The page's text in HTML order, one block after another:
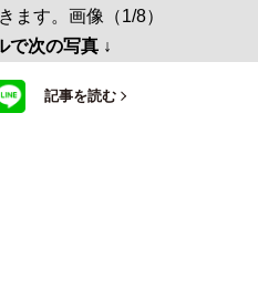
ます。画像（1/8）
で次の写真 ↓
記事を読む